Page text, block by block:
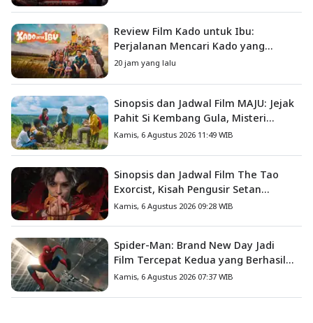
Review Film Kado untuk Ibu:
Perjalanan Mencari Kado yang
Mengajarkan Arti Keluarga
20 jam yang lalu
Sinopsis dan Jadwal Film MAJU: Jejak
Pahit Si Kembang Gula, Misteri
Hilangnya Bagas di Lokasi Jambore
Kamis, 6 Agustus 2026 11:49 WIB
Sinopsis dan Jadwal Film The Tao
Exorcist, Kisah Pengusir Setan
Melawan Kutukan Mematikan
Kamis, 6 Agustus 2026 09:28 WIB
Spider-Man: Brand New Day Jadi
Film Tercepat Kedua yang Berhasil
Tembus US$1 Miliar
Kamis, 6 Agustus 2026 07:37 WIB